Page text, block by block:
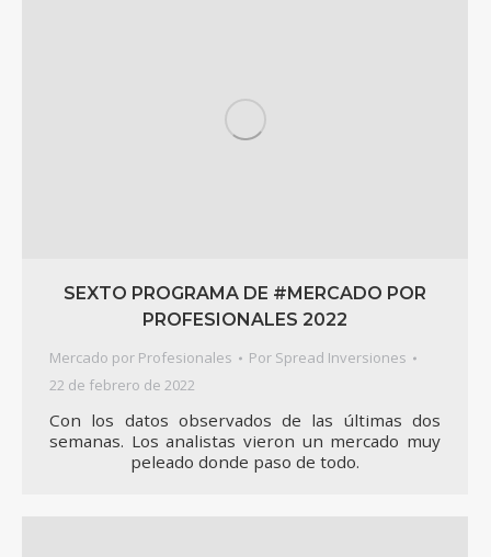
SEXTO PROGRAMA DE #MERCADO POR
PROFESIONALES 2022
Mercado por Profesionales Por Spread Inversiones
22 de febrero de 2022
Con los datos observados de las últimas dos
semanas. Los analistas vieron un mercado muy
peleado donde paso de todo.